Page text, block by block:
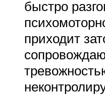
быстро
приходит